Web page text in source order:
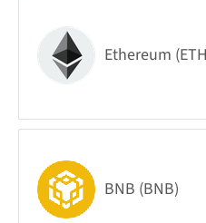
Ethereum
BNB (BNB)